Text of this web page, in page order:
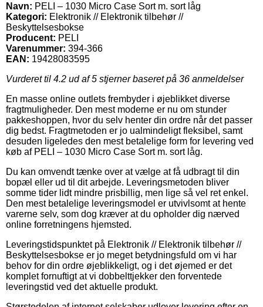
Navn: PELI – 1030 Micro Case Sort m. sort låg
Kategori: Elektronik // Elektronik tilbehør //
Beskyttelsesbokse
Producent: PELI
Varenummer: 394-366
EAN: 19428083595
Vurderet til 4.2 ud af 5 stjerner baseret på 36 anmeldelser
En masse online outlets frembyder i øjeblikket diverse
fragtmuligheder. Den mest moderne er nu om stunder
pakkeshoppen, hvor du selv henter din ordre når det passer
dig bedst. Fragtmetoden er jo ualmindeligt fleksibel, samt
desuden ligeledes den mest betalelige form for levering ved
køb af PELI – 1030 Micro Case Sort m. sort låg.
Du kan omvendt tænke over at vælge at få udbragt til din
bopæl eller ud til dit arbejde. Leveringsmetoden bliver
somme tider lidt mindre prisbillig, men lige så vel ret enkel.
Den mest betalelige leveringsmodel er utvivlsomt at hente
varerne selv, som dog kræver at du opholder dig nærved
online forretningens hjemsted.
Leveringstidspunktet på Elektronik // Elektronik tilbehør //
Beskyttelsesbokse er jo meget betydningsfuld om vi har
behov for din ordre øjeblikkeligt, og i det øjemed er det
komplet fornuftigt at vi dobbelttjekker den forventede
leveringstid ved det aktuelle produkt.